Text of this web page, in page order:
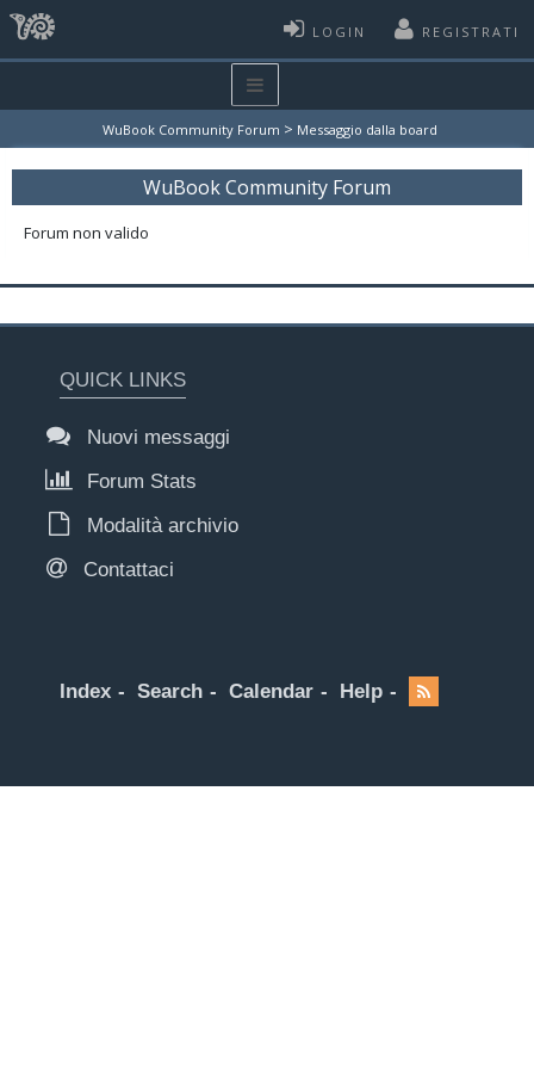
LOGIN REGISTRATI
WuBook Community Forum > Messaggio dalla board
WuBook Community Forum
Forum non valido
QUICK LINKS
Nuovi messaggi
Forum Stats
Modalità archivio
Contattaci
Index Search Calendar Help